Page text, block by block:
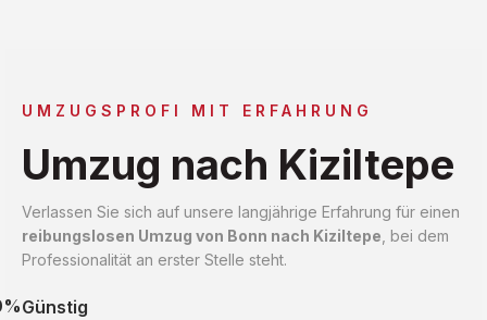
UMZUGSPROFI MIT ERFAHRUNG
Umzug nach Kiziltepe
Verlassen Sie sich auf unsere langjährige Erfahrung für einen
reibungslosen Umzug von Bonn nach Kiziltepe , bei dem
Professionalität an erster Stelle steht.
Günstig